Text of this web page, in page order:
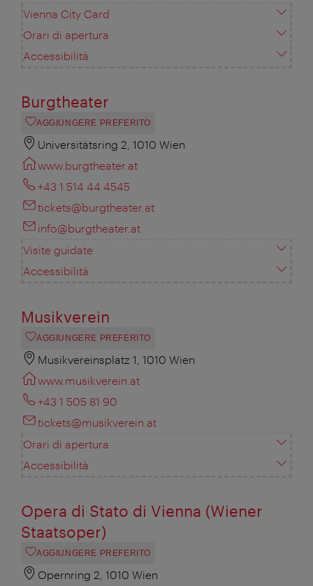
Vienna City Card
Orari di apertura
Accessibilità
Burgtheater
AGGIUNGERE PREFERITO
Universitätsring 2, 1010 Wien
www.burgtheater.at
+43 1 514 44 4545
tickets@burgtheater.at
info@burgtheater.at
Visite guidate
Accessibilità
Musikverein
AGGIUNGERE PREFERITO
Musikvereinsplatz 1, 1010 Wien
www.musikverein.at
+43 1 505 81 90
tickets@musikverein.at
Orari di apertura
Accessibilità
Opera di Stato di Vienna (Wiener
Staatsoper)
AGGIUNGERE PREFERITO
Opernring 2, 1010 Wien